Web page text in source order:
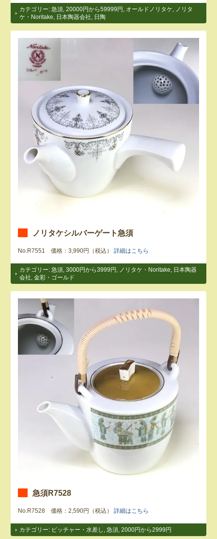
カテゴリー:急須 ,20000円から59999円 オールドノリタケ
ノリタ
ケ・Noritake
日本陶器会社 日陶
ノリタケシルバーゲート急須
No.R7551 価格：3,990円（税込）詳細はこちら
カテゴリー:急須 ,3000円から3999円 ノリタケ・Noritake
日本陶器
会社 ,金彩・ゴールド
急須R7528
No.R7528 価格：2,590円（税込）詳細はこちら
カテゴリー: ピッチャー・水差し ,急須 ,2000円から2999円